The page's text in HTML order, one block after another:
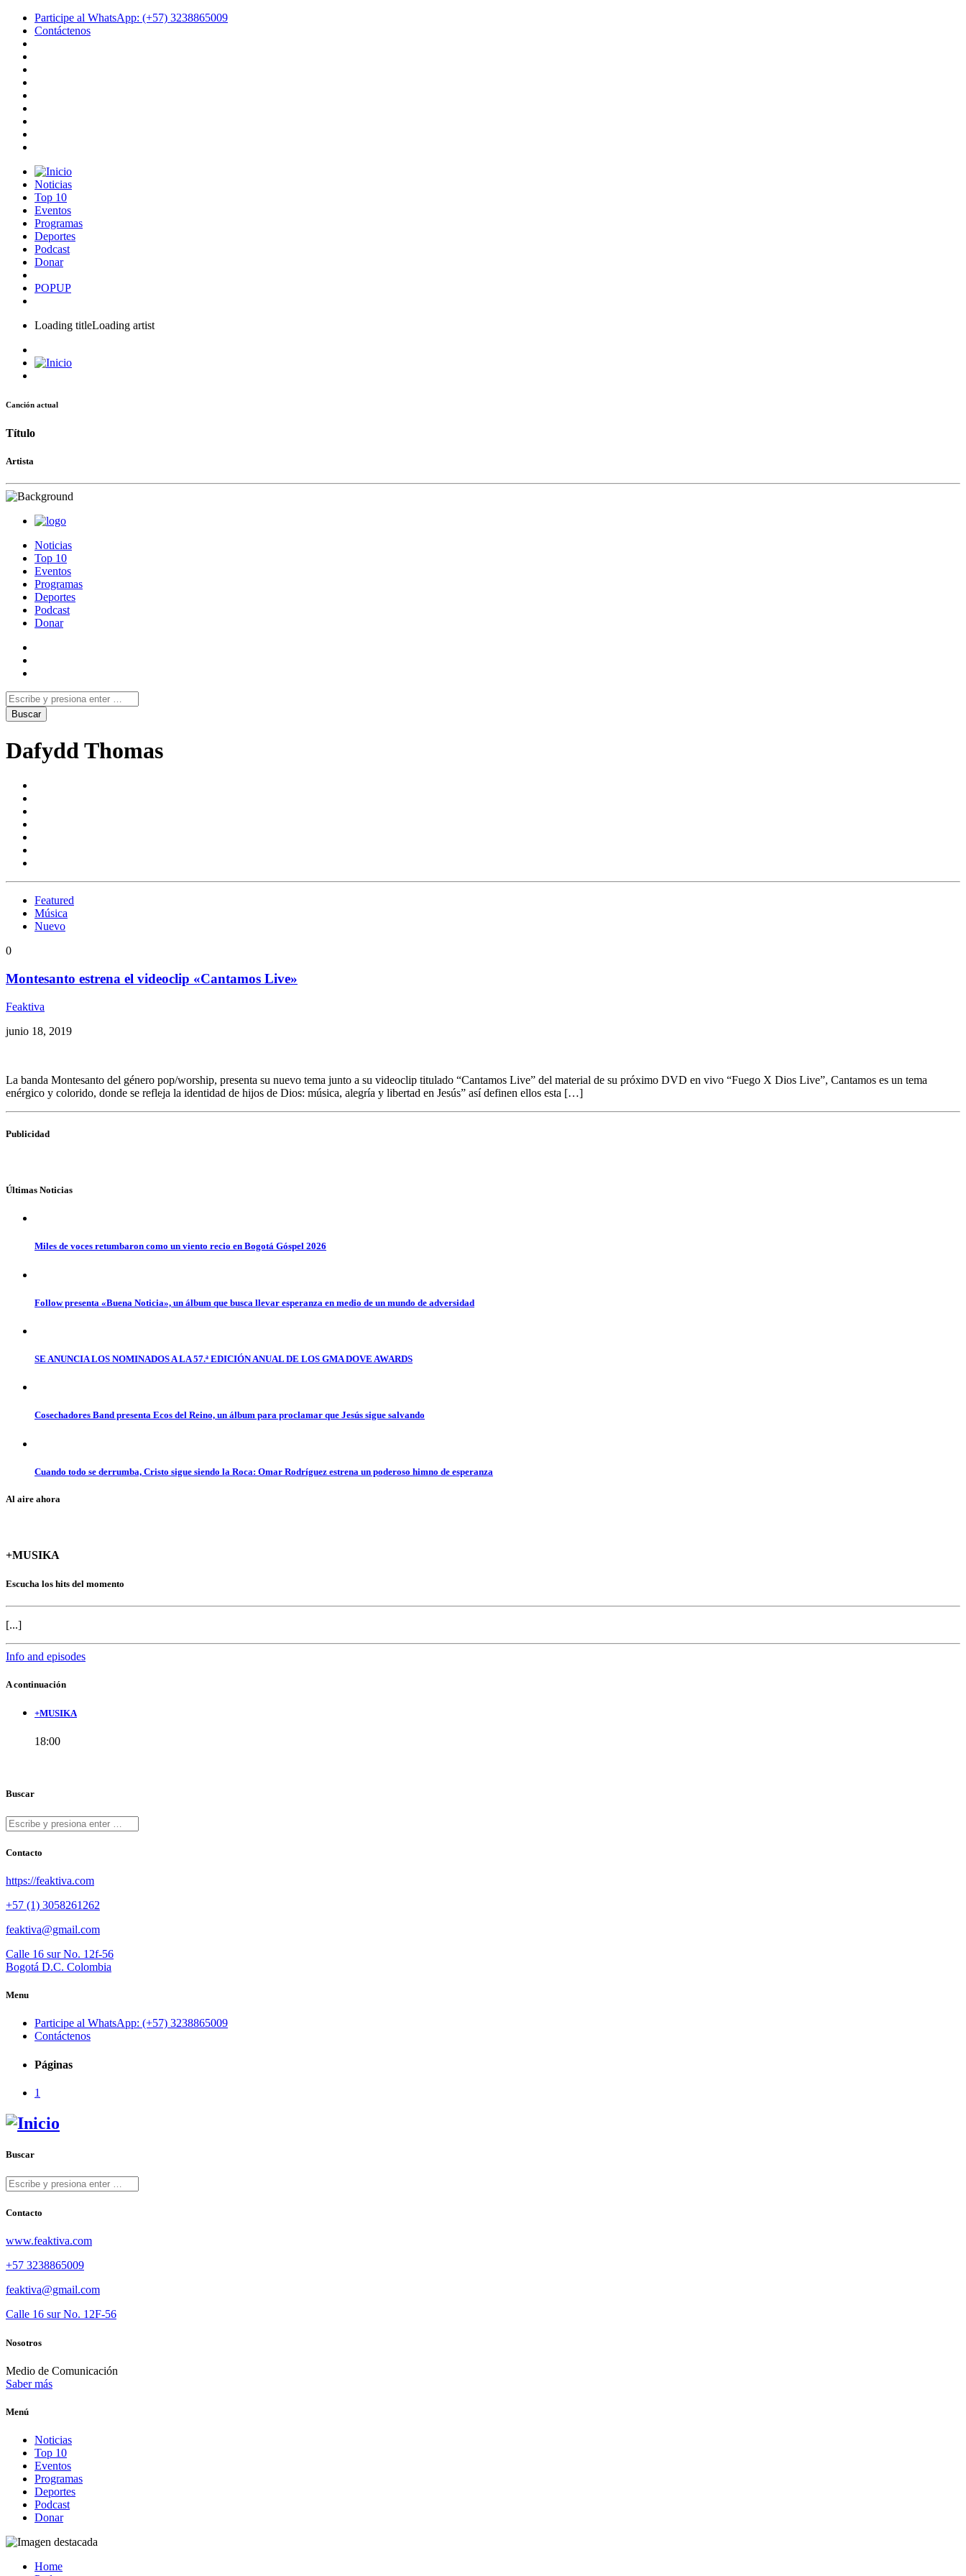
Participe al WhatsApp: (+57) 3238865009
Contáctenos
Noticias
Top 10
Eventos
Programas
Deportes
Podcast
Donar
POPUP
Loading titleLoading artist
Canción actual
Título
Artista
Noticias
Top 10
Eventos
Programas
Deportes
Podcast
Donar
Dafydd Thomas
Featured
Música
Nuevo
0
Montesanto estrena el videoclip «Cantamos Live»
Feaktiva
junio 18, 2019
La banda Montesanto del género pop/worship, presenta su nuevo tema junto a su videoclip titulado “Cantamos Live” del material de su próximo DVD en vivo “Fuego X Dios Live”, Cantamos es un tema
enérgico y colorido, donde se refleja la identidad de hijos de Dios: música, alegría y libertad en Jesús” así definen ellos esta […]
Publicidad
Últimas Noticias
Miles de voces retumbaron como un viento recio en Bogotá Góspel 2026
Follow presenta «Buena Noticia», un álbum que busca llevar esperanza en medio de un mundo de adversidad
SE ANUNCIA LOS NOMINADOS A LA 57.ª EDICIÓN ANUAL DE LOS GMA DOVE AWARDS
Cosechadores Band presenta Ecos del Reino, un álbum para proclamar que Jesús sigue salvando
Cuando todo se derrumba, Cristo sigue siendo la Roca: Omar Rodríguez estrena un poderoso himno de esperanza
Al aire ahora
+MUSIKA
Escucha los hits del momento
[...]
Info and episodes
A continuación
+MUSIKA
18:00
Buscar
Contacto
https://feaktiva.com
+57 (1) 3058261262
feaktiva@gmail.com
Calle 16 sur No. 12f-56
Bogotá D.C. Colombia
Menu
Participe al WhatsApp: (+57) 3238865009
Contáctenos
Páginas
1
Buscar
Contacto
www.feaktiva.com
+57 3238865009
feaktiva@gmail.com
Calle 16 sur No. 12F-56
Nosotros
Medio de Comunicación
Saber más
Menú
Noticias
Top 10
Eventos
Programas
Deportes
Podcast
Donar
Home